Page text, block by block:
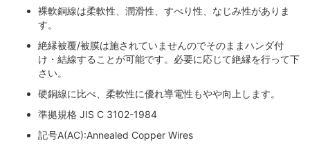
裸軟銅線は柔軟性、潤滑性、すべり性、なじみ性がありま
す。
絶縁被覆/被膜は施されていませんのでそのままハンダ付
け・結線することが可能です。必要に応じて絶縁を行って下
さい。
硬銅線に比べ、柔軟性に優れ導電性もやや向上します。
準拠規格 JIS C 3102-1984
記号A(AC):Annealed Copper Wires